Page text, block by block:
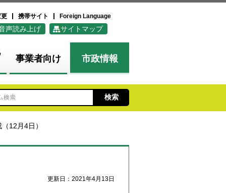
携帯サイト Foreign Language
声読み上げ サイトマップ
事業者向け 市政情報
12月4日）
更新日：2021年4月13日